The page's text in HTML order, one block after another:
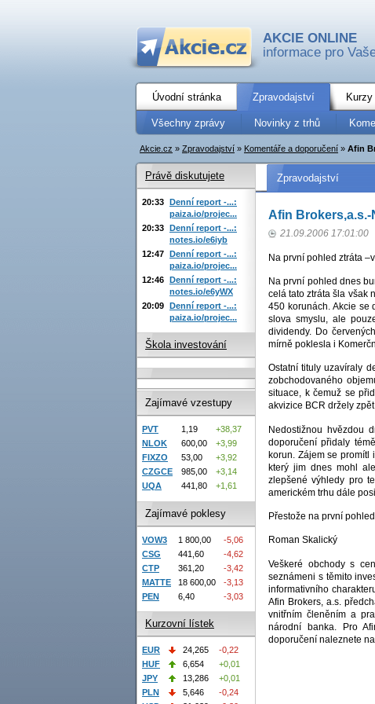
AKCIE ONLINE
informace pro
Úvodní stránka Zpravodajství
Všechny zprávy Novinky z trhů
Akcie.cz » Zpravodajství » Komentáře a doporučení » Afin
Zpravodajství
Afin
21.09.2006 17:01:00
Na první pohled ztráta
Na první pohled dnes
celá tato ztráta šla však
450 korunách. Akcie se
slova smyslu, ale
dividendy. Do
mírně poklesla i
Ostatní tituly uzavíraly
zobchodovaného
situace, k čemuž se
akvizice BCR držely
Nedostižnou hvězdou
doporučení přidaly
korun. Zájem se promítl
který jim dnes mohl
zlepšené výhledy pro
americkém trhu dále
Přestože na první
Roman Skalický
Veškeré obchody s
seznámeni s těmito
informativního
Afin Brokers, a.s.
vnitřním členěním a
národní banka. Pro
doporučení naleznete
Právě diskutujete
20:33 Denní report -...:
paiza.io/projec...
20:33 Denní report -...:
notes.io/e6iyb
12:47 Denní report -...:
paiza.io/projec...
12:46 Denní report -...:
notes.io/e6yWX
20:09 Denní report -...:
paiza.io/projec...
Škola investování
Zajímavé vzestupy
PVT 1,19
+38,37
NLOK
600,00
+3,99
FIXZO
53,00
+3,92
CZGCE
985,00
+3,14
UQA
441,80 +1,61
Zajímavé poklesy
VOW3 1 800,00
-5,06
CSG
441,60
-4,62
CTP
361,20
-3,42
MATTE
18 600,00
-3,13
PEN
6,40 -3,03
Kurzovní lístek
EUR 24,265
-0,22
HUF
6,654
+0,01
JPY
13,286
+0,01
PLN
5,646
-0,24